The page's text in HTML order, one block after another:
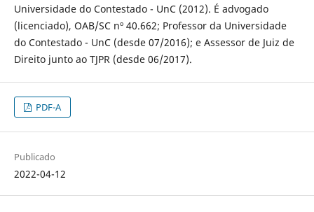
Universidade do Contestado - UnC (2012). É advogado
(licenciado), OAB/SC nº 40.662; Professor da Universidade
do Contestado - UnC (desde 07/2016); e Assessor de Juiz de
Direito junto ao TJPR (desde 06/2017).
PDF-A
Publicado
2022-04-12